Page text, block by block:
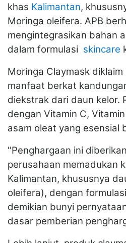
khas Kalimantan,
Moringa oleifera. APB
mengintegrasikan bahan
dalam formulasi skincare
Moringa Claymask
manfaat berkat
diekstrak dari daun kelor.
dengan Vitamin C,
asam oleat yang esensial
"Penghargaan ini
perusahaan memadukan
Kalimantan, khususnya
oleifera), dengan
demikian bunyi
dasar pemberian